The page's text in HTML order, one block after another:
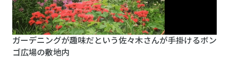
ガーデニングが趣味だという佐々木さんが手掛けるボン
ゴ広場の敷地内